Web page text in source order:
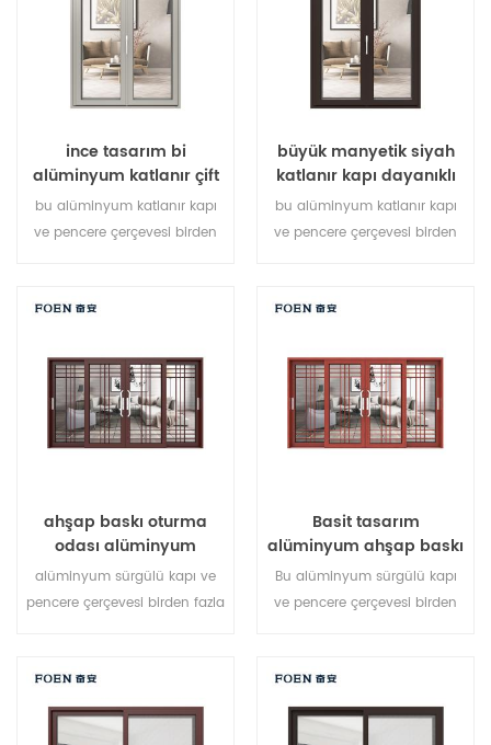
çeşitli kapı tipleri.
ince tasarım bi
alüminyum katlanır çift
camlı cam kapı
bu alüminyum katlanır kapı
ve pencere çerçevesi birden
hırsızlık önleme performansı
ihtiyaçları karşılamak için
çeşitli kapı tipleri.
büyük manyetik siyah
katlanır kapı dayanıklı
kullanım özelleştirmek
bu alüminyum katlanır kapı
ve pencere çerçevesi birden
hırsızlık önleme performansı
ihtiyaçları karşılamak için
çeşitli kapı tipleri.
ahşap baskı oturma
odası alüminyum
çerçeve sürgülü pencere
sistemi
alüminyum sürgülü kapı ve
pencere çerçevesi birden fazla
performansı mükemmel. farklı
mimari ihtiyaçları karşılamak
Basit tasarım
alüminyum ahşap baskı
yatak odası sürgülü
kapı
Bu alüminyum sürgülü kapı
ve pencere çerçevesi birden
hırsızlık performansı
mükemmeldir. farklı mimari